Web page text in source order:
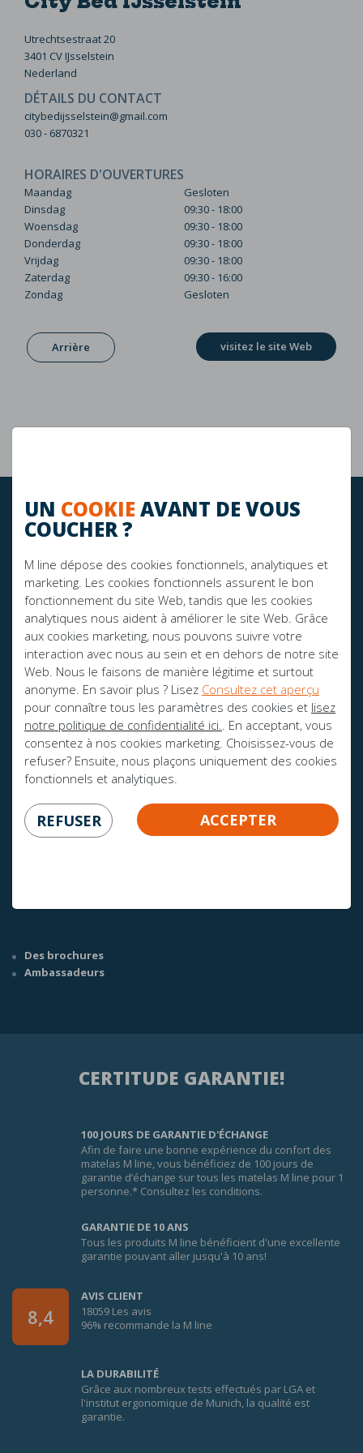
UN COOKIE AVANT DE VOUS
COUCHER ?
M line dépose des cookies fonctionnels, analytiques et
marketing. Les cookies fonctionnels assurent le bon
fonctionnement du site Web, tandis que les cookies
analytiques nous aident à améliorer le site Web. Grâce
aux cookies marketing, nous pouvons suivre votre
interaction avec nous au sein et en dehors de notre site
Web. Nous le faisons de manière légitime et surtout
anonyme. En savoir plus ? Lisez Consultez cet aperçu
pour connaître tous les paramètres des cookies et lisez
notre politique de confidentialité ici.
. En acceptant, vous
consentez à nos cookies marketing. Choisissez-vous de
refuser? Ensuite, nous plaçons uniquement des cookies
fonctionnels et analytiques.
REFUSER ACCEPTER
Utrechtsestraat 20
3401 CV IJsselstein
Nederland
DÉTAILS DU CONTACT
citybedijsselstein@gmail.com
030 - 6870321
HORAIRES D'OUVERTURES
Maandag
Gesloten
Dinsdag
09:30 - 18:00
Woensdag
09:30 - 18:00
Donderdag
09:30 - 18:00
Vrijdag
09:30 - 18:00
Zaterdag
09:30 - 16:00
Zondag
Gesloten
Arrière visitez le site Web
RESTEZ À JOUR!
FIER SPONSOR DE:
AVEZ-VOUS DES QUESTIONS?
info@mline.nl
Des brochures
Ambassadeurs
CERTITUDE GARANTIE!
100 JOURS DE GARANTIE D'ÉCHANGE
Afin de faire une bonne expérience du confort des
matelas M line, vous bénéficiez de 100 jours de
garantie d’échange sur tous les matelas M line pour 1
personne.* Consultez les conditions.
GARANTIE DE 10 ANS
Tous les produits M line bénéficient d'une excellente
garantie pouvant aller jusqu'à 10 ans!
8,4
AVIS CLIENT
18059 Les avis
96% recommande la M line
LA DURABILITÉ
Grâce aux nombreux tests effectués par LGA et
l'institut ergonomique de Munich, la qualité est
garantie.